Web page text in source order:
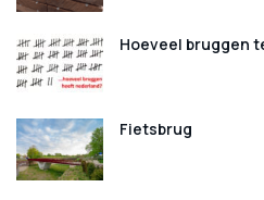
Hoeveel bruggen
Fietsbrug